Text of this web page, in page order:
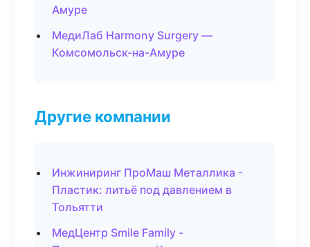
Амуре
МедиЛаб Harmony Surgery —
Комсомольск-на-Амуре
Другие компании
Инжиниринг ПроМаш Металлика -
Пластик: литьё под давлением в
Тольятти
МедЦентр Smile Family -